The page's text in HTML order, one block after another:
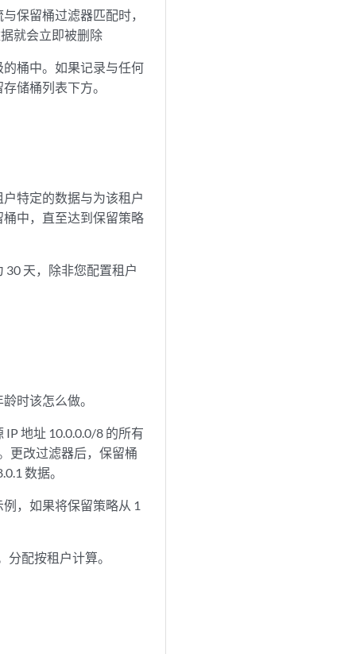
保留桶过滤器匹配时，
就会立即被删除
桶中。如果记录与任何
储桶列表下方。
特定的数据与为该租户
中，直至达到保留策略
天，除非您配置租户
时该怎么做。
地址 10.0.0.0/8 的所有
更改过滤器后，保留桶
数据。
，如果将保留策略从 1
配按租户计算。